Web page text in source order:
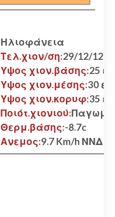
Ηλιοφάνεια
Τελ.χιον/ση:29/12/12
Υψος χιον.βάσης:25 εκ.
Υψος χιον.μέσης:30 εκ.
Υψος χιον.κορυφ:35 εκ.
Ποιότ.χιονιού:
Θερμ.βάσης:-8.7c
Ανεμος:9.7 Km/h ΝΝΔ